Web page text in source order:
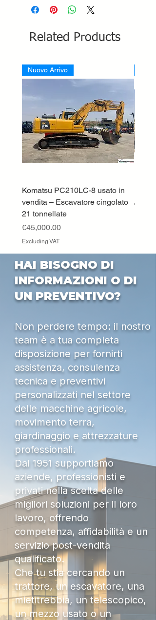
Related Products
Nuovo Arrivo
Komatsu PC210LC-8 usato in
vendita – Escavatore cingolato
21 tonnellate
Price
€45,000.00
Excluding VAT
Price
HAI BISOGNO DI
INFORMAZIONI O DI
UN PREVENTIVO?
Non perdere tempo: il nostro
team è a tua completa
disposizione per fornirti
assistenza, consulenza
tecnica e preventivi
personalizzati nel settore
delle macchine agricole,
movimento terra,
giardinaggio e attrezzature
professionali.
Dal 1951 supportiamo
aziende, professionisti e
privati nella scelta delle
migliori soluzioni per il loro
lavoro, offrendo
competenza, affidabilità e un
servizio post-vendita
qualificato.
Che tu stia cercando un
trattore, un escavatore, una
mietitrebbia, un telescopico,
un mezzo usato o un